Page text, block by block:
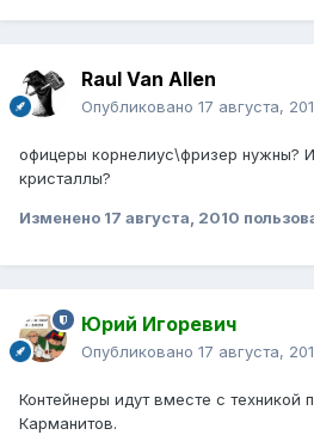
Raul Van Allen
Опубликовано 17 августа,
офицеры корнелиус\фризер нужны?
кристаллы?
Изменено 17 августа, 2010
Юрий Игоревич
Опубликовано 17 августа,
Контейнеры идут вместе с техникой
Карманитов.